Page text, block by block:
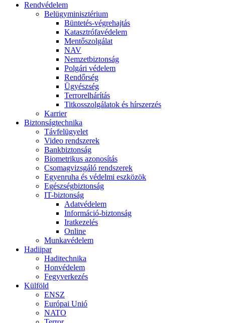
Rendvédelem
Belügyminisztérium
Büntetés-végrehajtás
Katasztrófavédelem
Mentőszolgálat
NAV
Nemzetbiztonság
Polgári védelem
Rendőrség
Ügyészség
Terrorelhárítás
Titkosszolgálatok és hírszerzés
Karrier
Biztonságtechnika
Távfelügyelet
Video rendszerek
Bankbiztonság
Biometrikus azonosítás
Csomagvizsgáló rendszerek
Egyenruha és védelmi eszközök
Egészségbiztonság
IT-biztonság
Adatvédelem
Információ-biztonság
Iratkezelés
Online
Munkavédelem
Hadiipar
Haditechnika
Honvédelem
Fegyverkezés
Külföld
ENSZ
Európai Unió
NATO